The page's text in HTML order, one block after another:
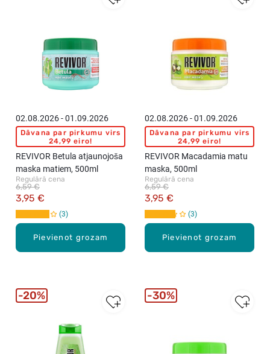
Pievienot grozam
02.08.2026 - 01.09.2026
Dāvana par pirkumu virs
24,99 eiro!
REVIVOR Betula atjaunojoša
maska matiem, 500ml
Regulārā cena
3,95 €
6,59 €
3
Pievienot grozam
02.08.2026 - 01.09.2026
Dāvana par pirkumu virs
24,99 eiro!
REVIVOR Macadamia matu
maska, 500ml
Regulārā cena
3,95 €
6,59 €
3
20% 30%